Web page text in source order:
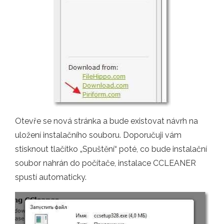
Otevře se nová stránka a bude existovat návrh na
uložení instalačního souboru. Doporučuji vám
stisknout tlačítko „Spuštění“ poté, co bude instalační
soubor nahrán do počítače, instalace CCLEANER
spustí automaticky.